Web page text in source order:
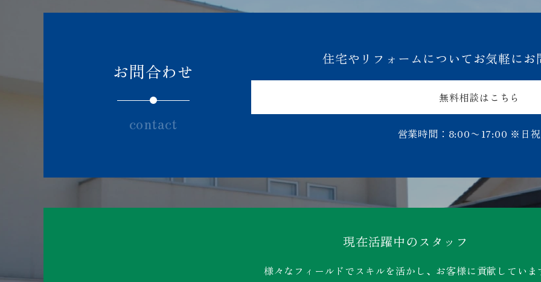
お問合わせ
contact
住宅やリフォームについてお気軽に
無料相談はこちら
営業時間：8:00〜17:00 ※日
現在活躍中のスタッフ
様々なフィールドでスキルを活かし、お客様に貢献していま